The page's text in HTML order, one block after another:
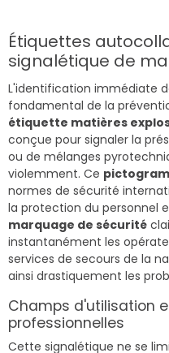
Étiquettes
signalétique de
L'identification immédiate
fondamental de la
étiquette matières
conçue pour signaler la
ou de mélanges
violemment. Ce
normes de sécurité
la protection du personnel
marquage de sécurité
instantanément les
services de secours de la
ainsi drastiquement les
Champs d'utilisation
professionnelles
Cette signalétique ne se